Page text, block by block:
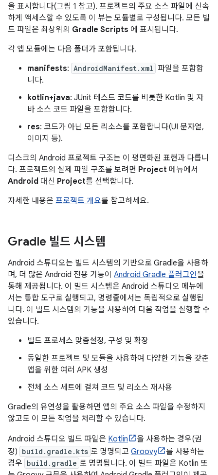
을 표시합니다(그림 1 참고). 프로젝트의 주요 소스 파일에 신속
하게 액세스할 수 있도록 이 뷰는 모듈별로 구성됩니다. 모든 빌
드 파일은 최상위의 Gradle Scripts 에 표시됩니다.
각 앱 모듈에는 다음 폴더가 포함됩니다.
manifests: AndroidManifest.xml 파일을 포함합
니다.
kotlin+java: JUnit 테스트 코드를 비롯한 Kotlin 및 자
바 소스 코드 파일을 포함합니다.
res: 코드가 아닌 모든 리소스를 포함합니다(UI 문자열,
이미지 등).
디스크의 Android 프로젝트 구조는 이 평면화된 표현과 다릅니
다. 프로젝트의 실제 파일 구조를 보려면 Project 메뉴에서
Android 대신 Project를 선택합니다.
자세한 내용은 프로젝트 개요를 참고하세요.
Gradle 빌드 시스템
Android 스튜디오는 빌드 시스템의 기반으로 Gradle을 사용하
며, 더 많은 Android 전용 기능이 Android Gradle 플러그인을
통해 제공됩니다. 이 빌드 시스템은 Android 스튜디오 메뉴에
서는 통합 도구로 실행되고, 명령줄에서는 독립적으로 실행됩
니다. 이 빌드 시스템의 기능을 사용하여 다음 작업을 실행할 수
있습니다.
빌드 프로세스 맞춤설정, 구성 및 확장
동일한 프로젝트 및 모듈을 사용하여 다양한 기능을 갖춘
앱을 위한 여러 APK 생성
전체 소스 세트에 걸쳐 코드 및 리소스 재사용
Gradle의 유연성을 활용하면 앱의 주요 소스 파일을 수정하지
않고도 이 모든 작업을 처리할 수 있습니다.
Android 스튜디오 빌드 파일은 Kotlin
을 사용하는 경우(권
장) build.gradle.kts 로 명명되고 Groovy
를 사용하는
경우 build.gradle 로 명명됩니다. 이 빌드 파일은 Kotlin 또